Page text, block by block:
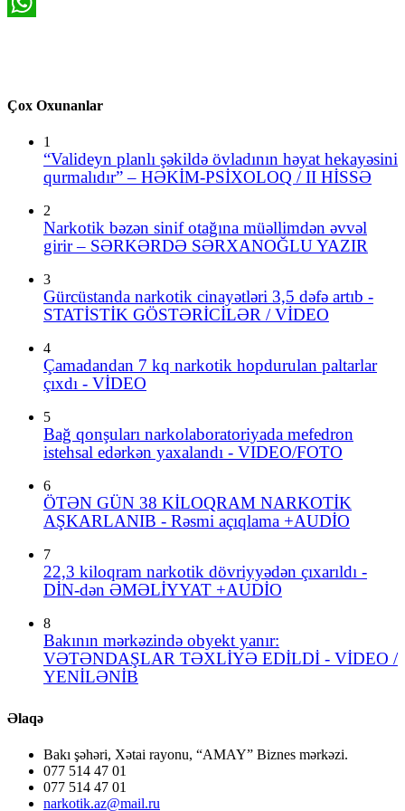
Çox Oxunanlar
1
“Valideyn planlı şəkildə övladının həyat hekayəsini
qurmalıdır” – HƏKİM-PSİXOLOQ / II HİSSƏ
2
Narkotik bəzən sinif otağına müəllimdən əvvəl
girir – SƏRKƏRDƏ SƏRXANOĞLU YAZIR
3
Gürcüstanda narkotik cinayətləri 3,5 dəfə artıb -
STATİSTİK GÖSTƏRİCİLƏR / VİDEO
4
Çamadandan 7 kq narkotik hopdurulan paltarlar
çıxdı - VİDEO
5
Bağ qonşuları narkolaboratoriyada mefedron
istehsal edərkən yaxalandı - VIDEO/FOTO
6
ÖTƏN GÜN 38 KİLOQRAM NARKOTİK
AŞKARLANIB - Rəsmi açıqlama +AUDİO
7
22,3 kiloqram narkotik dövriyyədən çıxarıldı -
DİN-dən ƏMƏLİYYAT +AUDİO
8
Bakının mərkəzində obyekt yanır:
VƏTƏNDAŞLAR TƏXLİYƏ EDİLDİ - VİDEO /
YENİLƏNİB
Əlaqə
Bakı şəhəri, Xətai rayonu, “AMAY” Biznes mərkəzi.
077 514 47 01
077 514 47 01
narkotik.az@mail.ru